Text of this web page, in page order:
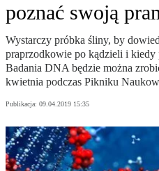
poznać swoją
Wystarczy próbka śliny, by
praprzodkowie po kądzieli i
Badania DNA będzie można
kwietnia podczas Pikniku
Publikacja: 09.04.2019 15:35